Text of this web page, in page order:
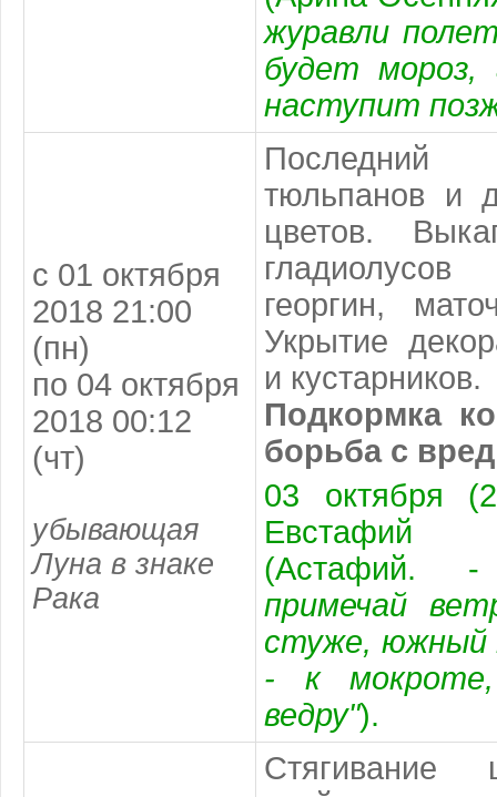
журавли
будет
наступит
с 01 октября
2018 21:00
(пн)
по 04 октября
2018 00:12
(чт)
убывающая
Луна в знаке
Рака
Последний
тюльпанов и
цветов.
георгин,
Укрытие
и кустарников.
Подкормка
борьба с
03 октября
Евстафий
примечай
стуже, южный
- к
ведру").
Стягивание